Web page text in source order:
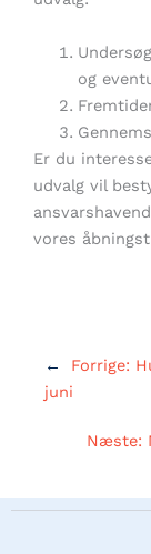
og
Er du
udvalg vil
vores
← Forrige:
juni
Næste: